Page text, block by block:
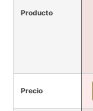
Producto
Precio